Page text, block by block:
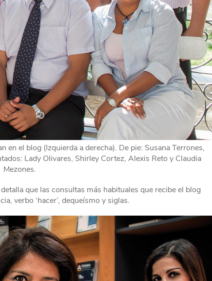
el blog (Izquierda a derecha). De pie: Susana Terrones,
Lady Olivares, Shirley Cortez, Alexis Reto y Claudia
Mezones.
que las consultas más habituales que recibe el blog
verbo ‘hacer’, dequeísmo y siglas.